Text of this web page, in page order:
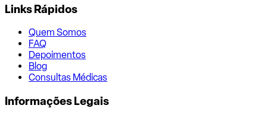
Links Rápidos
Quem Somos
FAQ
Depoimentos
Blog
Consultas Médicas
Informações Legais